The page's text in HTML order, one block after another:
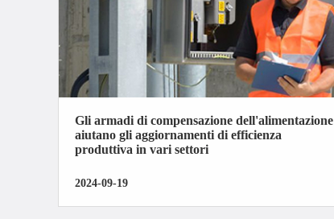
Gli armadi di compensazione dell'alimentazione
aiutano gli aggiornamenti di efficienza
produttiva in vari settori
2024-09-19